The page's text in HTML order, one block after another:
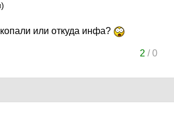
или откуда инфа?
2 /0